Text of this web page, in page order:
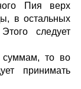
Пия верх
в остальных
следует
суммам, то во
принимать